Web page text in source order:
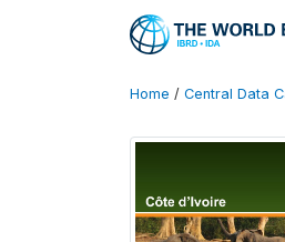
Home / Central Data